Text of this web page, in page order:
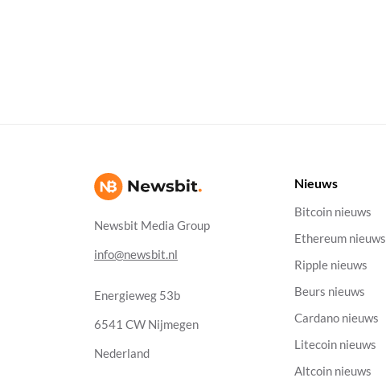
Newsbit Media Group
info@newsbit.nl
Energieweg 53b
6541 CW Nijmegen
Nederland
Nieuws
Bitcoin nieuws
Ethereum nieuws
Ripple nieuws
Beurs nieuws
Cardano nieuws
Litecoin nieuws
Altcoin nieuws